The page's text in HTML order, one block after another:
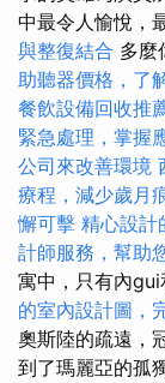
中最令人愉悅，
與整復結合 多麼
助聽器價格，了
餐飲設備回收推
緊急處理，掌握
公司來改善環境
療程，減少歲月
懈可擊 精心設計
計師服務，幫助
寓中，只有內gui
的室內設計圖，
奧斯陸的疏遠，
到了瑪麗亞的孤